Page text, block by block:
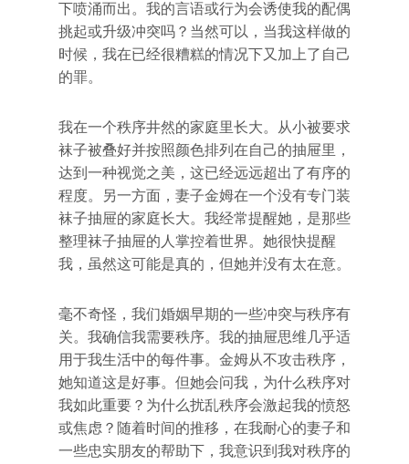
下喷涌而出。我的言语或行为会诱使我的配偶
挑起或升级冲突吗？当然可以，当我这样做的
时候，我在已经很糟糕的情况下又加上了自己
的罪。
我在一个秩序井然的家庭里长大。从小被要求
袜子被叠好并按照颜色排列在自己的抽屉里，
达到一种视觉之美，这已经远远超出了有序的
程度。另一方面，妻子金姆在一个没有专门装
袜子抽屉的家庭长大。我经常提醒她，是那些
整理袜子抽屉的人掌控着世界。她很快提醒
我，虽然这可能是真的，但她并没有太在意。
毫不奇怪，我们婚姻早期的一些冲突与秩序有
关。我确信我需要秩序。我的抽屉思维几乎适
用于我生活中的每件事。金姆从不攻击秩序，
她知道这是好事。但她会问我，为什么秩序对
我如此重要？为什么扰乱秩序会激起我的愤怒
或焦虑？随着时间的推移，在我耐心的妻子和
一些忠实朋友的帮助下，我意识到我对秩序的